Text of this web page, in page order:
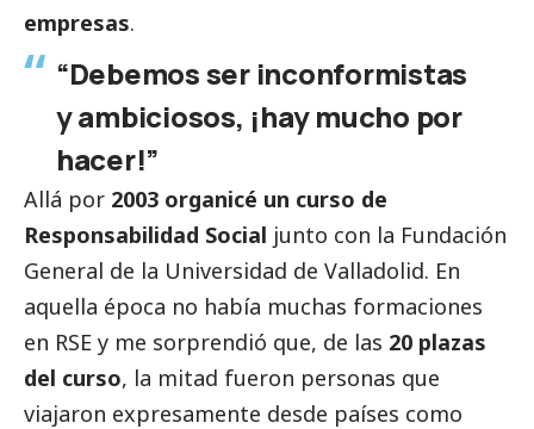
empresas.
“Debemos ser inconformistas
y ambiciosos, ¡hay mucho por
hacer!”
Allá por 2003 organicé un curso de
Responsabilidad Social junto con la Fundación
General de la Universidad de Valladolid. En
aquella época no había muchas formaciones
en RSE y me sorprendió que, de las 20 plazas
del curso, la mitad fueron personas que
viajaron expresamente desde países como